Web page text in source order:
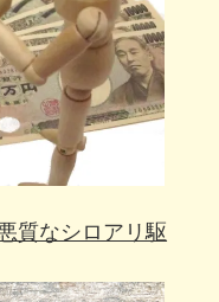
質なシロアリ駆